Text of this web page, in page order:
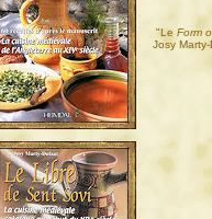
"Le Form
Josy